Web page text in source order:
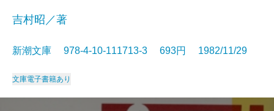
吉村昭／著
新潮文庫 978-4-10-111713-3 693円 1982/11/29
文庫電子書籍あり